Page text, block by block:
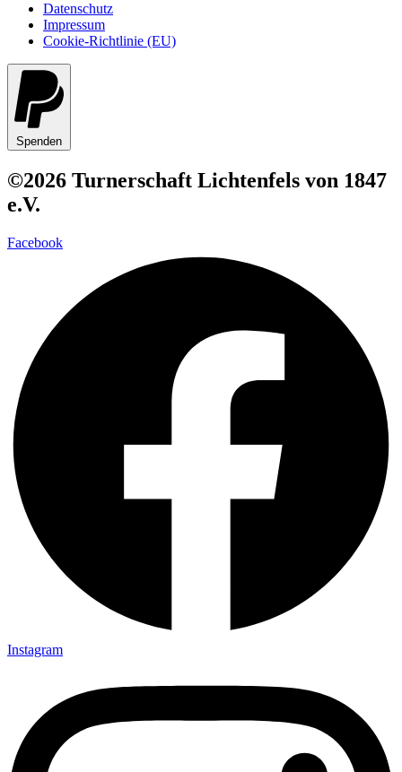
Datenschutz
Impressum
Cookie-Richtlinie (EU)
Spenden
©2026 Turnerschaft Lichtenfels von 1847
e.V.
Facebook
Instagram